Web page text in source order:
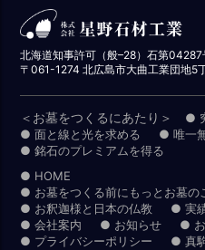
北海道知事許可（般–28）石第04287
〒061-1274 北広島市大曲工業団地5
＜お墓をつくるにあたり＞ ●
● 面と線と光を求める
● 唯一
● 銘石のプレミアムを得る
● HOME
● お墓をつくる前にもっとお墓の
● お釈迦様と日本の仏教
● 実
● 会社案内
● お知らせ
●
● プライバシーポリシー
● 真